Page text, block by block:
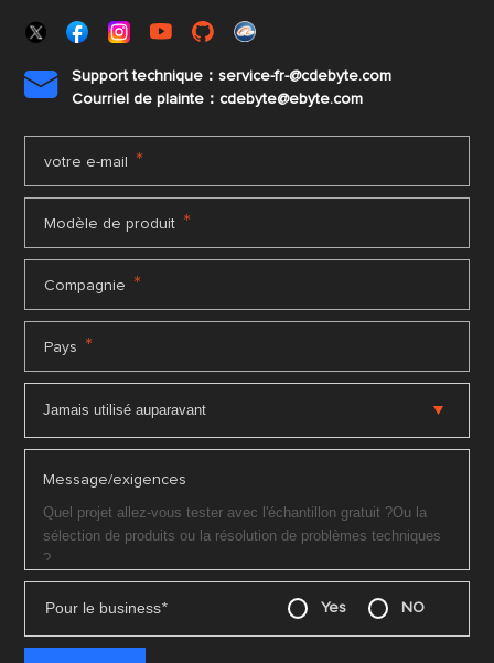

Support technique：service-fr-@cdebyte.com
Courriel de plainte：cdebyte@ebyte.com
votre e-mail *
Modèle de produit *
Compagnie *
Pays *
Message/exigences
Pour le business* Yes NO